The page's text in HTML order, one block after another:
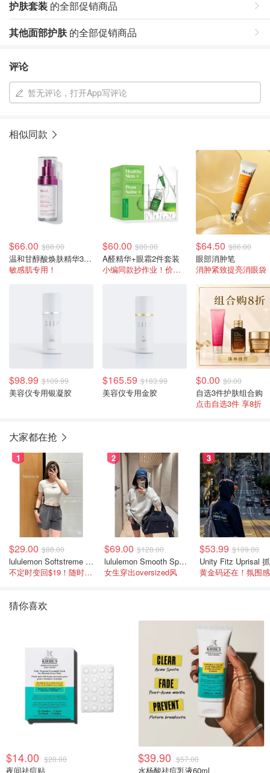
护肤套装 的全部促销商品
其他面部护肤的全部促销商品
评论
暂无评论，打开App写评论
相似同款
$66.00 $88.00
温和甘醇酸焕肤精华30ml
敏感肌专用！
$60.00 $80.00
A醛精华+眼霜2件套装
小编同款抄作业！价值$95=6折
$64.50 $86.00
眼部消肿笔
消肿紧致提亮消眼袋
$98.99 $109.99
美容仪专用银凝胶
$165.59 $183.99
美容仪专用金胶
$0.00 $0.00
自选3件护肤组合购
点击自选3件 享8折
大家都在抢
1
$29.00 $88.00
lululemon Softstreme 女士高腰短裤 10cm
不定时变回$19！随时点进来看
2
$69.00 $128.00
lululemon Smooth Spacer 经典卫衣
女生穿出oversized风
3
$53.99 $109.00
猜你喜欢
$14.00 $20.00
夜间祛痘贴
$39.90 $57.00
水杨酸祛痘乳液60ml